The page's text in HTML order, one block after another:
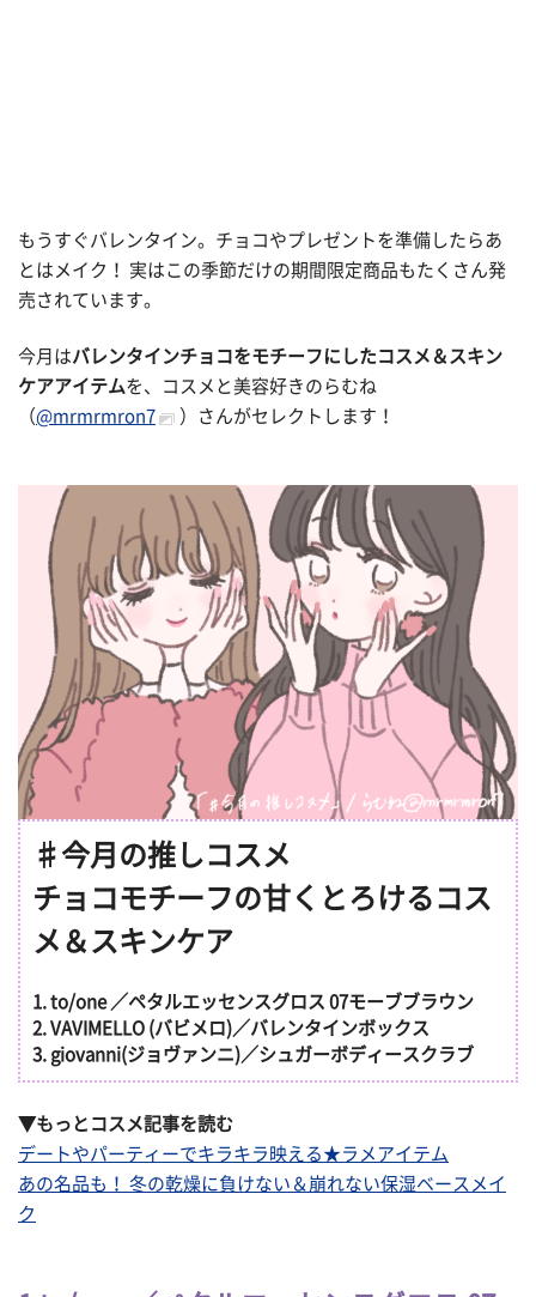
もうすぐバレンタイン。チョコやプレゼントを準備したらあ
とはメイク！ 実はこの季節だけの期間限定商品もたくさん発
売されています。
今月はバレンタインチョコをモチーフにしたコスメ＆スキン
ケアアイテムを、コスメと美容好きのらむね
（@mrmrmron7 ）さんがセレクトします！
♯今月の推しコスメ
チョコモチーフの甘くとろけるコス
メ＆スキンケア
1. to/one ／ペタルエッセンスグロス 07モーブブラウン
2. VAVIMELLO (バビメロ)／バレンタインボックス
3. giovanni(ジョヴァンニ)／シュガーボディースクラブ
▼もっとコスメ記事を読む
デートやパーティーでキラキラ映える★ラメアイテム
あの名品も！ 冬の乾燥に負けない＆崩れない保湿ベースメイ
ク